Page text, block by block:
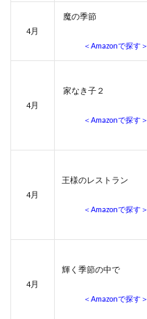
4月
魔の季節
＜Amazonで探す＞
4月
家なき子２
＜Amazonで探す＞
4月
王様のレストラン
＜Amazonで探す＞
4月
輝く季節の中で
＜Amazonで探す＞